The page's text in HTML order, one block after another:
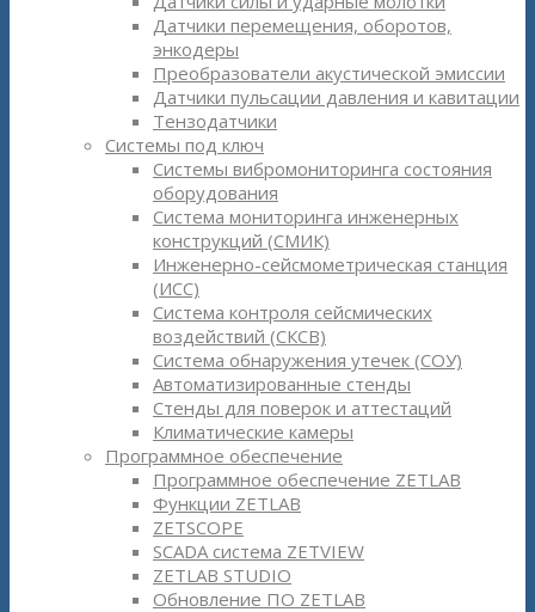
Датчики перемещения, оборотов,
энкодеры
Преобразователи акустической эмиссии
Датчики пульсации давления и кавитации
Тензодатчики
Системы под ключ
Системы вибромониторинга состояния
оборудования
Система мониторинга инженерных
конструкций (СМИК)
Инженерно-сейсмометрическая станция
(ИСС)
Система контроля сейсмических
воздействий (СКСВ)
Система обнаружения утечек (СОУ)
Автоматизированные стенды
Стенды для поверок и аттестаций
Климатические камеры
Программное обеспечение
Программное обеспечение ZETLAB
Функции ZETLAB
ZETSCOPE
SCADA система ZETVIEW
ZETLAB STUDIO
Обновление ПО ZETLAB